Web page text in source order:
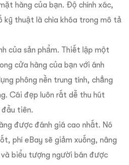
hàng của bạn. Độ chính xác,
kỹ thuật là chìa khóa trong mô tả
của sản phẩm. Thiết lập một
cửa hàng của bạn với ánh
phông nền trung tính, chẳng
Cái đẹp luôn rất dễ thu hút
tiên.
được đánh giá cao nhất. Nó
phí eBay sẽ giảm xuống, nâng
và biểu tượng người bán được